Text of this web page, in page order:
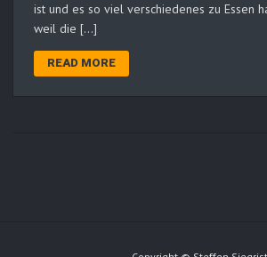
ist und es so viel verschiedenes zu Essen
weil die […]
READ MORE